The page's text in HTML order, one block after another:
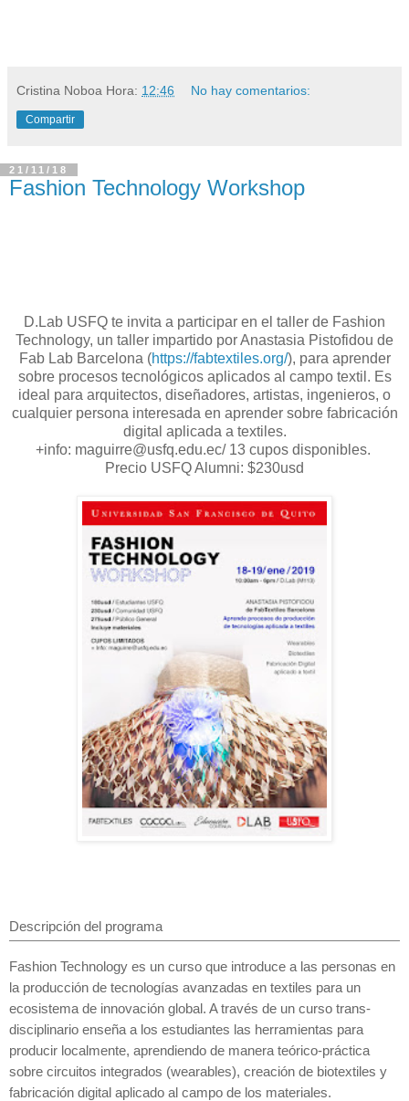
Cristina Noboa Hora: 12:46 No hay comentarios:
Compartir
21/11/18
Fashion Technology Workshop
D.Lab USFQ te invita a participar en el taller de Fashion
Technology, un taller impartido por Anastasia Pistofidou de
Fab Lab Barcelona (https://fabtextiles.org/), para aprender
sobre procesos tecnológicos aplicados al campo textil. Es
ideal para arquitectos, diseñadores, artistas, ingenieros, o
cualquier persona interesada en aprender sobre fabricación
digital aplicada a textiles.
+info: maguirre@usfq.edu.ec/ 13 cupos disponibles.
Precio USFQ Alumni: $230usd
Descripción del programa
Fashion Technology es un curso que introduce a las personas en
la producción de tecnologías avanzadas en textiles para un
ecosistema de innovación global. A través de un curso trans-
disciplinario enseña a los estudiantes las herramientas para
producir localmente, aprendiendo de manera teórico-práctica
sobre circuitos integrados (wearables), creación de biotextiles y
fabricación digital aplicado al campo de los materiales.